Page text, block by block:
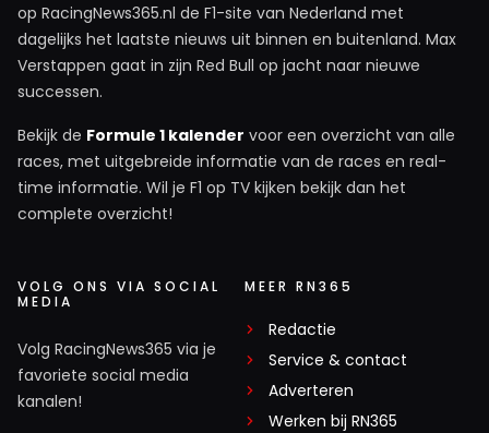
op RacingNews365.nl de F1-site van Nederland met
dagelijks het laatste nieuws uit binnen en buitenland. Max
Verstappen gaat in zijn Red Bull op jacht naar nieuwe
successen.
Bekijk de Formule 1 kalender voor een overzicht van alle
races, met uitgebreide informatie van de races en real-
time informatie. Wil je F1 op TV kijken bekijk dan het
complete overzicht!
VOLG ONS VIA SOCIAL
MEDIA
Volg RacingNews365 via je
favoriete social media
kanalen!
MEER RN365
Redactie
Service & contact
Adverteren
Werken bij RN365